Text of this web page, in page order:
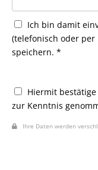
Ich bin damit
(telefonisch oder per
speichern. *
Hiermit
zur Kenntnis
Ihre Daten werden